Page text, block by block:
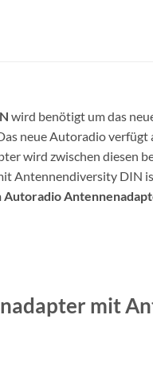
wird benötigt um das
neue Autoradio verfügt
wird zwischen diesen
Antennendiversity DIN
Autoradio
mit